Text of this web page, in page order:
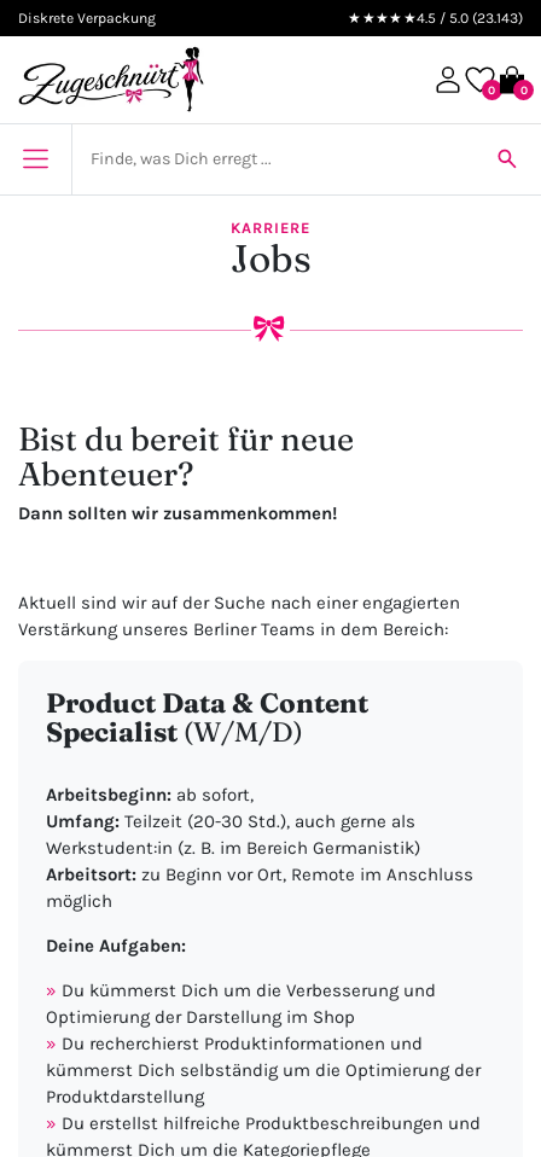
Diskrete Verpackung ★★★★★4.5 / 5.0 (23.143)
0 0
KARRIERE
Jobs
Bist du bereit für neue
Abenteuer?
Dann sollten wir zusammenkommen!
Aktuell sind wir auf der Suche nach einer engagierten
Verstärkung unseres Berliner Teams in dem Bereich:
Product Data & Content
Specialist (W/M/D)
Arbeitsbeginn:ab sofort,
Umfang:Teilzeit (20-30 Std.), auch gerne als
Werkstudent:in (z. B. im Bereich Germanistik)
Arbeitsort:zu Beginn vor Ort, Remote im Anschluss
möglich
Deine Aufgaben:
Du kümmerst Dich um die Verbesserung und
Optimierung der Darstellung im Shop
Du recherchierst Produktinformationen und
kümmerst Dich selbständig um die Optimierung der
Produktdarstellung
Du erstellst hilfreiche Produktbeschreibungen und
kümmerst Dich um die Kategoriepflege